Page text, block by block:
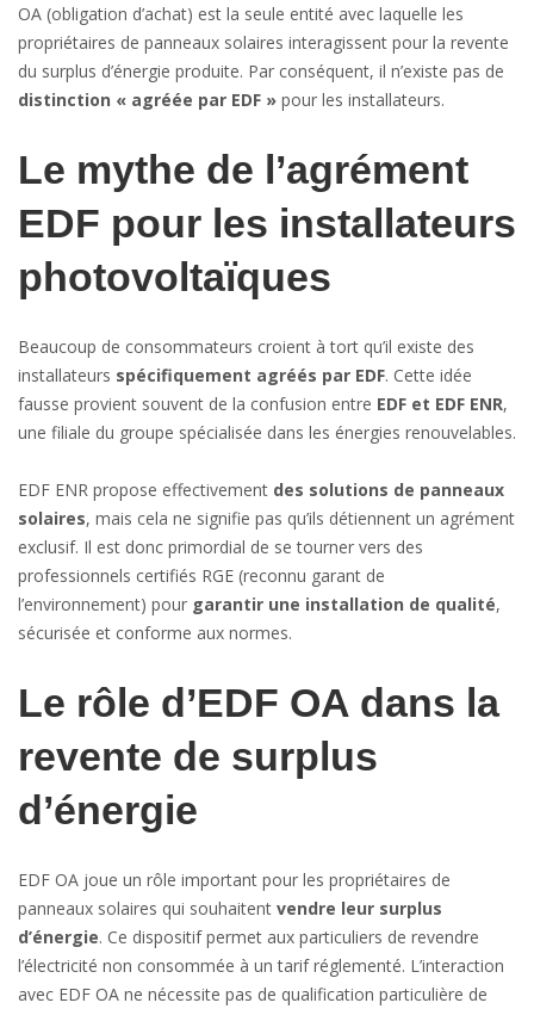
OA (obligation d’achat) est la seule entité avec laquelle les
propriétaires de panneaux solaires interagissent pour la revente
du surplus d’énergie produite. Par conséquent, il n’existe pas de
distinction « agréée par EDF » pour les installateurs.
Le mythe de l’agrément
EDF pour les installateurs
photovoltaïques
Beaucoup de consommateurs croient à tort qu’il existe des
installateurs spécifiquement agréés par EDF. Cette idée
fausse provient souvent de la confusion entre EDF et EDF ENR,
une filiale du groupe spécialisée dans les énergies renouvelables.
EDF ENR propose effectivement des solutions de panneaux
solaires, mais cela ne signifie pas qu’ils détiennent un agrément
exclusif. Il est donc primordial de se tourner vers des
professionnels certifiés RGE (reconnu garant de
l’environnement) pour garantir une installation de qualité,
sécurisée et conforme aux normes.
Le rôle d’EDF OA dans la
revente de surplus
d’énergie
EDF OA joue un rôle important pour les propriétaires de
panneaux solaires qui souhaitent vendre leur surplus
d’énergie. Ce dispositif permet aux particuliers de revendre
l’électricité non consommée à un tarif réglementé. L’interaction
avec EDF OA ne nécessite pas de qualification particulière de